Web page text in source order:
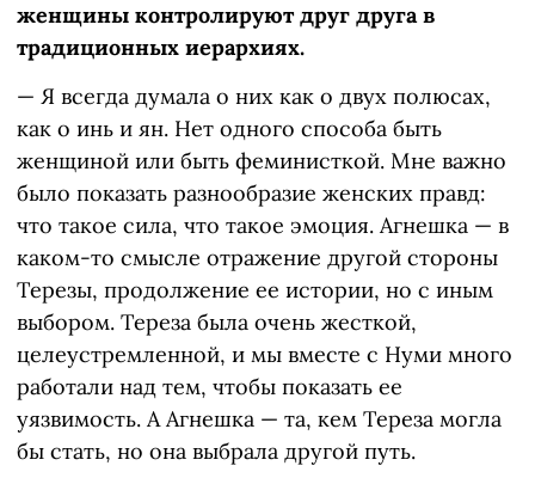
женщины контролируют друг друга в
традиционных иерархиях.
— Я всегда думала о них как о двух полюсах,
как о инь и ян. Нет одного способа быть
женщиной или быть феминисткой. Мне важно
было показать разнообразие женских правд:
что такое сила, что такое эмоция. Агнешка — в
каком-то смысле отражение другой стороны
Терезы, продолжение ее истории, но с иным
выбором. Тереза была очень жесткой,
целеустремленной, и мы вместе с Нуми много
работали над тем, чтобы показать ее
уязвимость. А Агнешка — та, кем Тереза могла
бы стать, но она выбрала другой путь.